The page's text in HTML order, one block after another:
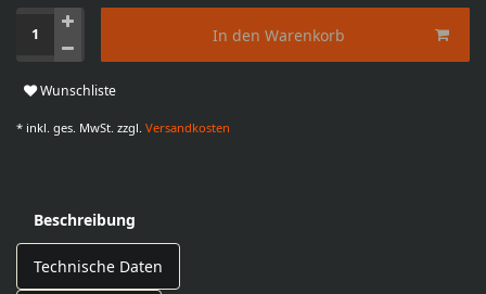
In den Warenkorb
Wunschliste
* inkl. ges. MwSt. zzgl. Versandkosten
Beschreibung
Technische Daten